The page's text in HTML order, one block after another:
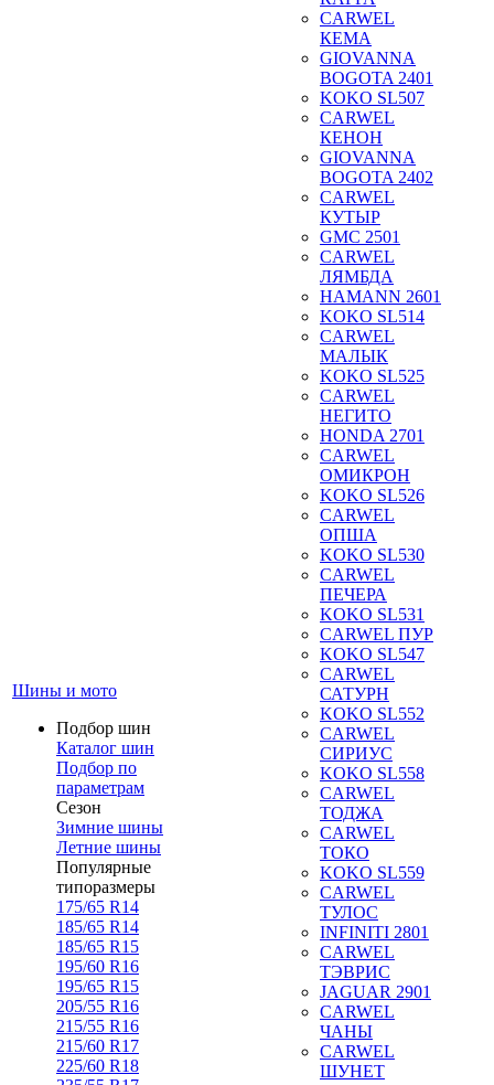
Шины и мото
Подбор шин
Каталог шин
Подбор по
параметрам
Сезон
Зимние шины
Летние шины
Популярные
типоразмеры
175/65 R14
185/65 R14
185/65 R15
195/60 R16
195/65 R15
205/55 R16
215/55 R16
215/60 R17
225/60 R18
CARWEL
КЕМА
GIOVANNA
BOGOTA 2401
KOKO SL507
CARWEL
КЕНОН
GIOVANNA
BOGOTA 2402
CARWEL
КУТЫР
GMC 2501
CARWEL
ЛЯМБДА
HAMANN 2601
KOKO SL514
CARWEL
МАЛЫК
KOKO SL525
CARWEL
НЕГИТО
HONDA 2701
CARWEL
ОМИКРОН
KOKO SL526
CARWEL
ОПША
KOKO SL530
CARWEL
ПЕЧЕРА
KOKO SL531
CARWEL ПУР
KOKO SL547
CARWEL
САТУРН
KOKO SL552
CARWEL
СИРИУС
KOKO SL558
CARWEL
ТОДЖА
CARWEL
ТОКО
KOKO SL559
CARWEL
ТУЛОС
INFINITI 2801
CARWEL
ТЭВРИС
JAGUAR 2901
CARWEL
ЧАНЫ
CARWEL
ШУНЕТ